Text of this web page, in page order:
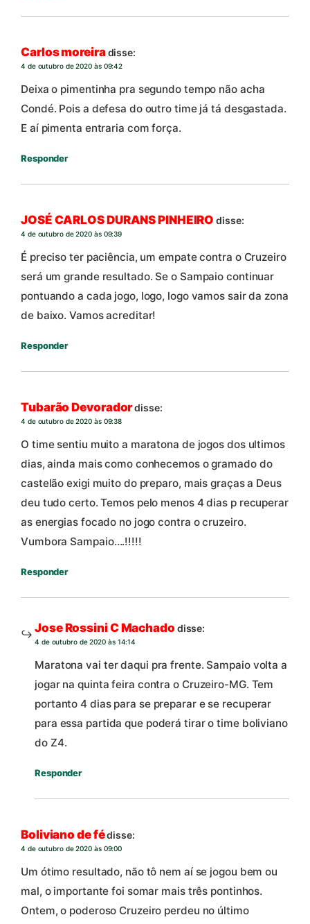
Carlos moreiradisse:
4 de outubro de 2020 às 09:42
Deixa o pimentinha pra segundo tempo não acha
Condé. Pois a defesa do outro time já tá desgastada.
E aí pimenta entraria com força.
Responder
JOSÉ CARLOS DURANS PINHEIRO disse:
4 de outubro de 2020 às 09:39
É preciso ter paciência, um empate contra o Cruzeiro
será um grande resultado. Se o Sampaio continuar
pontuando a cada jogo, logo, logo vamos sair da zona
de baixo. Vamos acreditar!
Responder
Tubarão Devoradordisse:
4 de outubro de 2020 às 09:38
O time sentiu muito a maratona de jogos dos ultimos
dias, ainda mais como conhecemos o gramado do
castelão exigi muito do preparo, mais graças a Deus
deu tudo certo. Temos pelo menos 4 dias p recuperar
as energias focado no jogo contra o cruzeiro.
Vumbora Sampaio….!!!!!
Responder
Jose Rossini C Machado disse:
4 de outubro de 2020 às 14:14
Maratona vai ter daqui pra frente. Sampaio volta a
jogar na quinta feira contra o Cruzeiro-MG. Tem
portanto 4 dias para se preparar e se recuperar
para essa partida que poderá tirar o time boliviano
do Z4.
Responder
Boliviano de fédisse:
4 de outubro de 2020 às 09:00
Um ótimo resultado, não tô nem aí se jogou bem ou
mal, o importante foi somar mais três pontinhos.
Ontem, o poderoso Cruzeiro perdeu no último